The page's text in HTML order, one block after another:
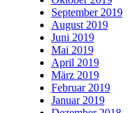
September 2019
August 2019
Juni 2019
Mai 2019
April 2019
März 2019
Februar 2019
Januar 2019